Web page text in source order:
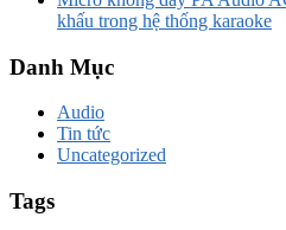
khấu trong hệ thống karaoke
Danh Mục
Audio
Tin tức
Uncategorized
Tags